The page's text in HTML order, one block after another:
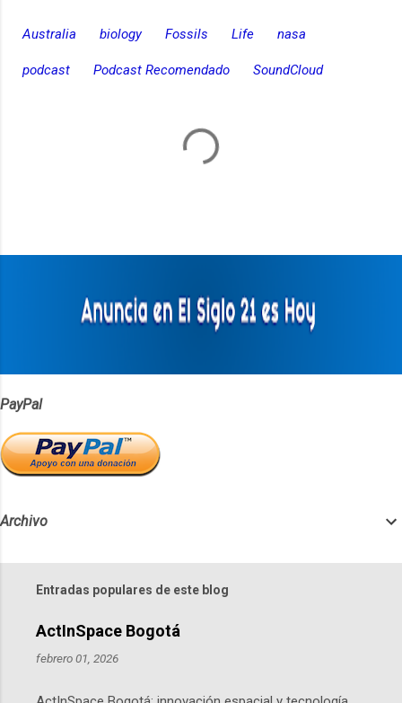
Australia biology Fossils Life nasa
podcast Podcast Recomendado SoundCloud
PayPal
Archivo
Entradas populares de este blog
ActInSpace Bogotá
febrero 01, 2026